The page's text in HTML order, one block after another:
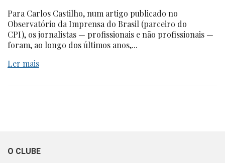
Para Carlos Castilho, num artigo publicado no
Observatório da Imprensa do Brasil (parceiro do
CPI), os jornalistas — profissionais e não profissionais —
foram, ao longo dos últimos anos,...
Ler mais
O CLUBE